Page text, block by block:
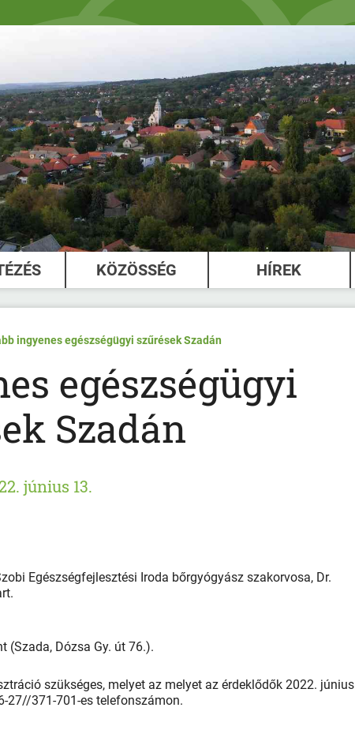
KÖZÖSSÉG HÍREK
ingyenes egészségügyi szűrések Szadán
egészségügyi
Szadán
június 13.
Egészségfejlesztési Iroda bőrgyógyász szakorvosa, Dr.
Dózsa Gy. út 76.).
szükséges, melyet az melyet az érdeklődők 2022. június
27//371-701-es telefonszámon.